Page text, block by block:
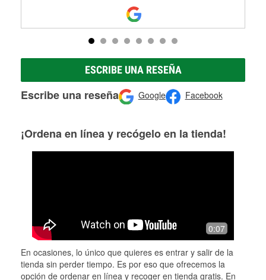
ESCRIBE UNA RESEÑA
Escribe una reseña Google Facebook
¡Ordena en línea y recógelo en la tienda!
0:07
En ocasiones, lo único que quieres es entrar y salir de la
tienda sin perder tiempo. Es por eso que ofrecemos la
opción de ordenar en línea y recoger en tienda gratis. En